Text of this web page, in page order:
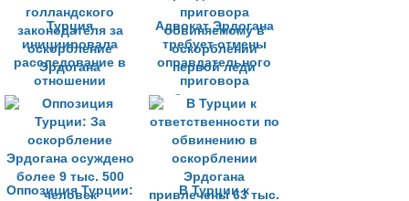
Турция
инициировала
расследование в
отношении
голландского
законодателя за
оскорбление
Эрдогана
Адвокат Эрдогана
требует отмены
оправдательного
приговора
обвиняемому в
оскорблении
первой леди
Оппозиция Турции:
В Турции к